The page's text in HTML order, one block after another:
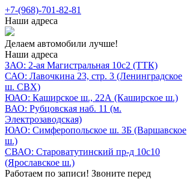
+7-(968)-701-82-81
Наши адреса
Делаем автомобили лучше!
Наши адреса
ЗАО: 2-ая Магистральная 10с2 (ТТК)
САО: Лавочкина 23, стр. 3 (Ленинградское
ш. СВХ)
ЮАО: Каширское ш., 22А (Каширское ш.)
ВАО: Рубцовская наб. 11 (м.
Электрозаводская)
ЮАО: Симферопольское ш. 3Б (Варшавское
ш.)
СВАО: Староватутинский пр-д 10с10
(Ярославское ш.)
Работаем по записи! Звоните перед